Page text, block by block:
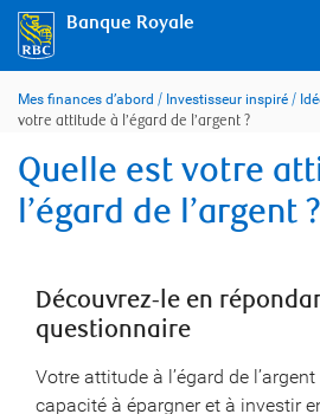
content
Banque Royale
Mes finances d’abord / Investisseur inspiré /
votre attitude à l’égard de l’argent ?
Quelle est votre
l’égard de l’argent ?
Découvrez-le en
questionnaire
Votre attitude à l’égard de
capacité à épargner et à investir